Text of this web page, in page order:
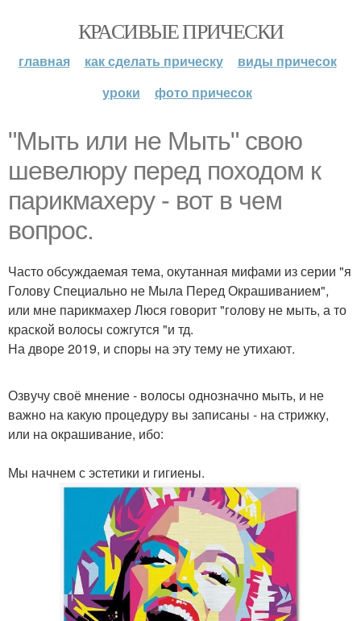
КРАСИВЫЕ ПРИЧЕСКИ
главная как сделать прическу
виды причесок
уроки
фото причесок
"Мыть или не Мыть" свою
шевелюру перед походом к
парикмахеру - вот в чем
вопрос.
Часто обсуждаемая тема, окутанная мифами из серии "я
Голову Специально не Мыла Перед Окрашиванием",
или мне парикмахер Люся говорит "голову не мыть, а то
краской волосы сожгутся "и тд.
На дворе 2019, и споры на эту тему не утихают.
Озвучу своё мнение - волосы однозначно мыть, и не
важно на какую процедуру вы записаны - на стрижку,
или на окрашивание, ибо:
Мы начнем с эстетики и гигиены.